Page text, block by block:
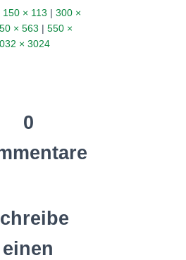
150 × 113 | 300 ×
× 563 | 550 ×
× 3024
0
einen